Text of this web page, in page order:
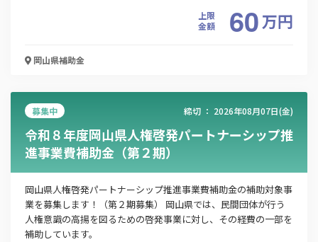
メールアドレス
電話番号
上限
金額
60万円
岡山県補助金
募集中 締切 ： 2026年08月07日(金)
令和８年度岡山県人権啓発パートナーシップ推
進事業費補助金（第２期）
岡山県人権啓発パートナーシップ推進事業費補助金の補助対象事
業を募集します！（第２期募集） 岡山県では、民間団体が行う
人権意識の高揚を図るための啓発事業に対し、その経費の一部を
補助しています。